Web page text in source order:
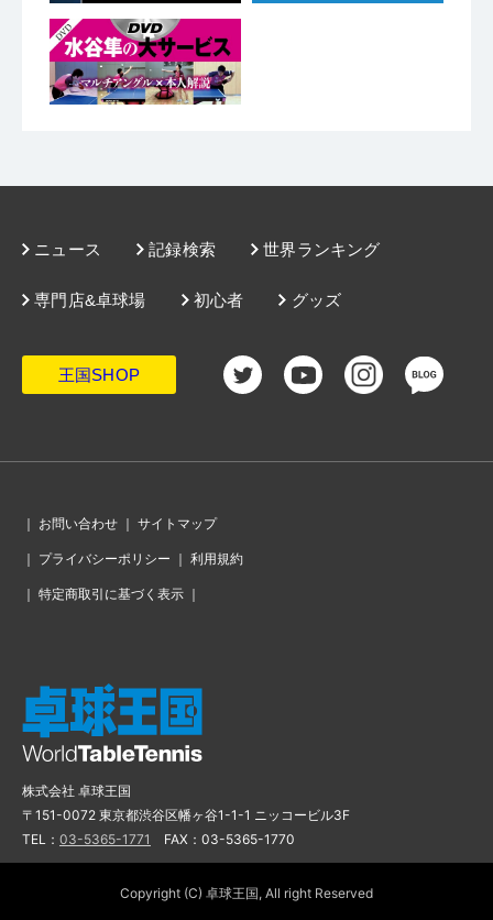
ニュース 記録検索 世界ランキング
グッズ
専門店&卓球場 初心者
王国SHOP
｜ お問い合わせ ｜ サイトマップ
｜ プライバシーポリシー ｜ 利用規約
｜ 特定商取引に基づく表示 ｜
株式会社 卓球王国
〒151-0072 東京都渋谷区幡ヶ谷1-1-1 ニッコービル3F
TEL： 03-5365-1771 FAX：03-5365-1770
Copyright (C) 卓球王国, All right Reserved